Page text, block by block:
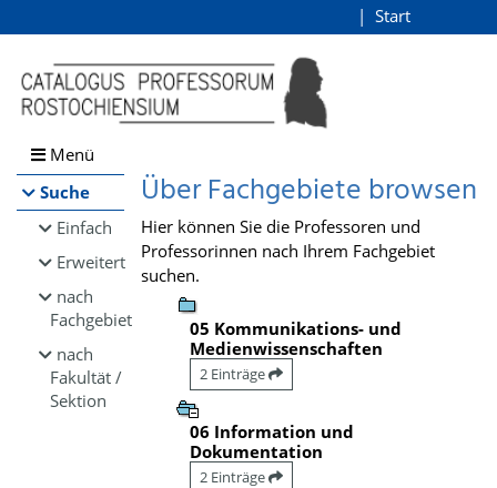
Browsen
direkt zum Inhalt
Start
Menü
Suche
Einfach
Erweitert
nach
Fachgebiet
nach
Fakultät /
Sektion
Über Fachgebiete browsen
Hier können Sie die Professoren und
Professorinnen nach Ihrem Fachgebiet
suchen.
05 Kommunikations- und
Medienwissenschaften
2 Einträge
06 Information und
Dokumentation
2 Einträge